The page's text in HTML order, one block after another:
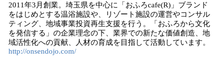
2011年3月創業。埼玉県を中心に「おふろcafe(R)」ブランド
をはじめとする温浴施設や、リゾート施設の運営やコンサル
ティング、地域事業投資再生支援を行う。「おふろから文化
を発信する」の企業理念の下、業界での新たな価値創造、地
域活性化への貢献、人材の育成を目指して活動しています。
http://onsendojo.com/